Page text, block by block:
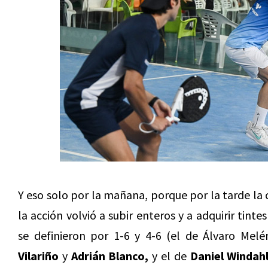
Y eso solo por la mañana, porque por la tarde la
la acción volvió a subir enteros y a adquirir
se definieron por 1-6 y 4-6 (el de Álvaro
Vilariño y Adrián Blanco, y el de Daniel